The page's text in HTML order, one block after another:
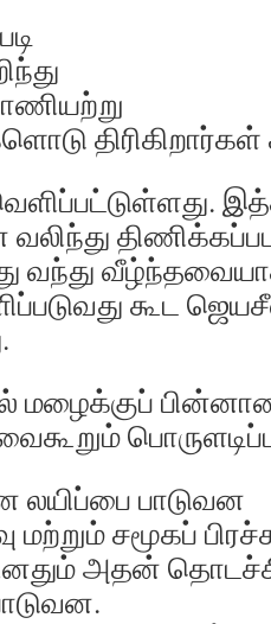
வந்து
கூட
மழைக்குப்
லயிப்பை பாடுவன
மற்றும் சமூகப்
அதன்